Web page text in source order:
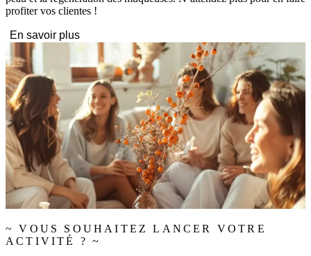
profiter vos clientes !
En savoir plus
~ VOUS SOUHAITEZ LANCER VOTRE
ACTIVITÉ ? ~